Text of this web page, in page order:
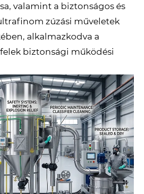
valamint a biztonságos és
zúzási műveletek
alkalmazkodva a
biztonsági működési